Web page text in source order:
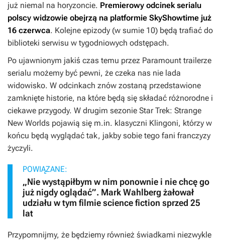
już niemal na horyzoncie. Premierowy odcinek serialu
polscy widzowie obejrzą na platformie SkyShowtime już
16 czerwca. Kolejne epizody (w sumie 10) będą trafiać do
biblioteki serwisu w tygodniowych odstępach.
Po ujawnionym jakiś czas temu przez Paramount trailerze
serialu możemy być pewni, że czeka nas nie lada
widowisko. W odcinkach znów zostaną przedstawione
zamknięte historie, na które będą się składać różnorodne i
ciekawe przygody. W drugim sezonie Star Trek: Strange
New Worlds pojawią się m.in. klasyczni Klingoni, którzy w
końcu będą wyglądać tak, jakby sobie tego fani franczyzy
życzyli.
POWIĄZANE:
„Nie wystąpiłbym w nim ponownie i nie chcę go
już nigdy oglądać”. Mark Wahlberg żałował
udziału w tym filmie science fiction sprzed 25
lat
Przypomnijmy, że będziemy również świadkami niezwykle